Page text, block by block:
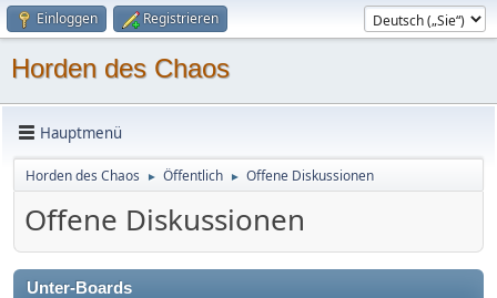
Einloggen Registrieren
Horden des Chaos
Hauptmenü
Horden des Chaos ► Öffentlich ► Offene Diskussionen
Offene Diskussionen
Unter-Boards